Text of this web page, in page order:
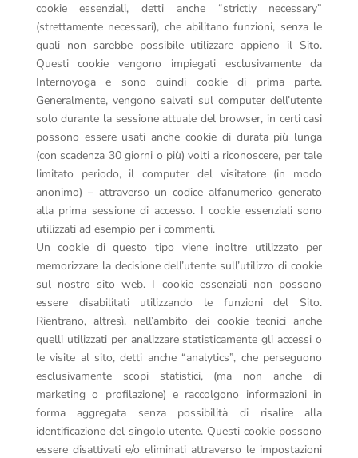
cookie essenziali, detti anche “strictly necessary”
(strettamente necessari), che abilitano funzioni, senza le
quali non sarebbe possibile utilizzare appieno il Sito.
Questi cookie vengono impiegati esclusivamente da
Internoyoga e sono quindi cookie di prima parte.
Generalmente, vengono salvati sul computer dell’utente
solo durante la sessione attuale del browser, in certi casi
possono essere usati anche cookie di durata più lunga
(con scadenza 30 giorni o più) volti a riconoscere, per tale
limitato periodo, il computer del visitatore (in modo
anonimo) – attraverso un codice alfanumerico generato
alla prima sessione di accesso. I cookie essenziali sono
utilizzati ad esempio per i commenti.
Un cookie di questo tipo viene inoltre utilizzato per
memorizzare la decisione dell’utente sull’utilizzo di cookie
sul nostro sito web. I cookie essenziali non possono
essere disabilitati utilizzando le funzioni del Sito.
Rientrano, altresì, nell’ambito dei cookie tecnici anche
quelli utilizzati per analizzare statisticamente gli accessi o
le visite al sito, detti anche “analytics”, che perseguono
esclusivamente scopi statistici, (ma non anche di
marketing o profilazione) e raccolgono informazioni in
forma aggregata senza possibilità di risalire alla
identificazione del singolo utente. Questi cookie possono
essere disattivati e/o eliminati attraverso le impostazioni